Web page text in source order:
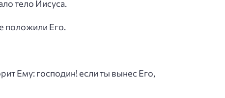
тело Иисуса.
положили Его.
Ему: господин! если ты вынес Его,